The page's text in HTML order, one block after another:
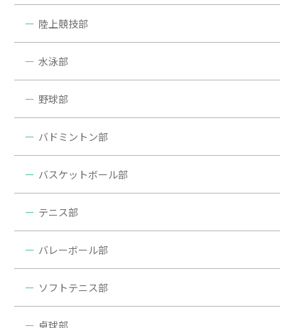
陸上競技部
水泳部
野球部
バドミントン部
バスケットボール部
テニス部
バレーボール部
ソフトテニス部
卓球部